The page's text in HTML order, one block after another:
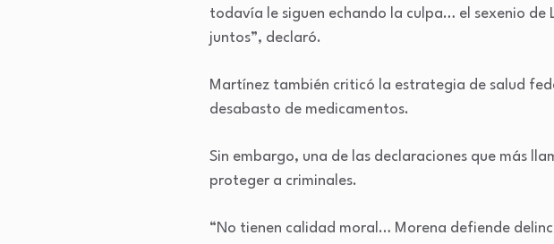
todavía le siguen echando la culpa… el sexenio de
juntos”, declaró.
Martínez también criticó la estrategia de salud
desabasto de medicamentos.
Sin embargo, una de las declaraciones que más
proteger a criminales.
“No tienen calidad moral… Morena defiende